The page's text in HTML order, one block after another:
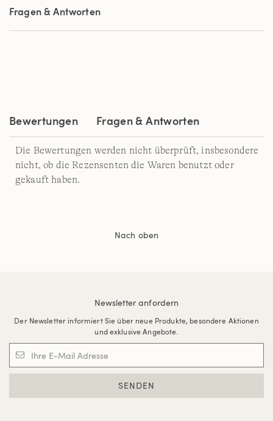
Sternen,
Durchschnittswert
Bewertung.
Fragen & Antworten
Bewertungen Fragen & Antworten
Die Bewertungen werden nicht überprüft, insbesondere
nicht, ob die Rezensenten die Waren benutzt oder
gekauft haben.
Nach oben
Newsletter anfordern
Der Newsletter informiert Sie über neue Produkte, besondere Aktionen
und exklusive Angebote.
SENDEN